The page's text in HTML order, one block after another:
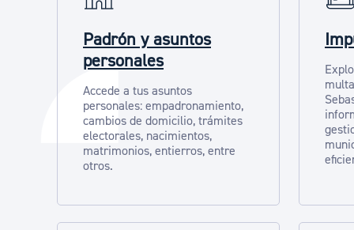
Padrón y asuntos
personales
Accede a tus asuntos
personales: empadronamiento,
cambios de domicilio, trámites
electorales, nacimientos,
matrimonios, entierros, entre
otros.